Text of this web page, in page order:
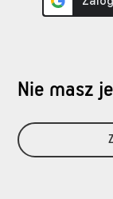
Nie masz